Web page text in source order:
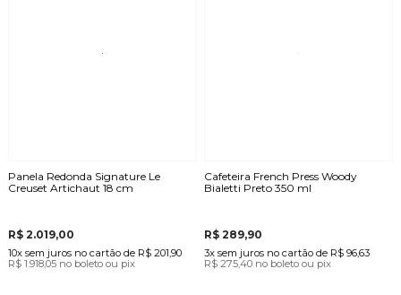
Panela Redonda Signature Le
Creuset Artichaut 18 cm
R$ 2.019,00
10x sem juros no cartãode R$ 201,90
R$ 1.918,05 no boleto ou pix
Cafeteira French Press Woody
Bialetti Preto 350 ml
R$ 289,90
3x sem juros no cartão de R$ 96,63
R$ 275,40 no boleto ou pix